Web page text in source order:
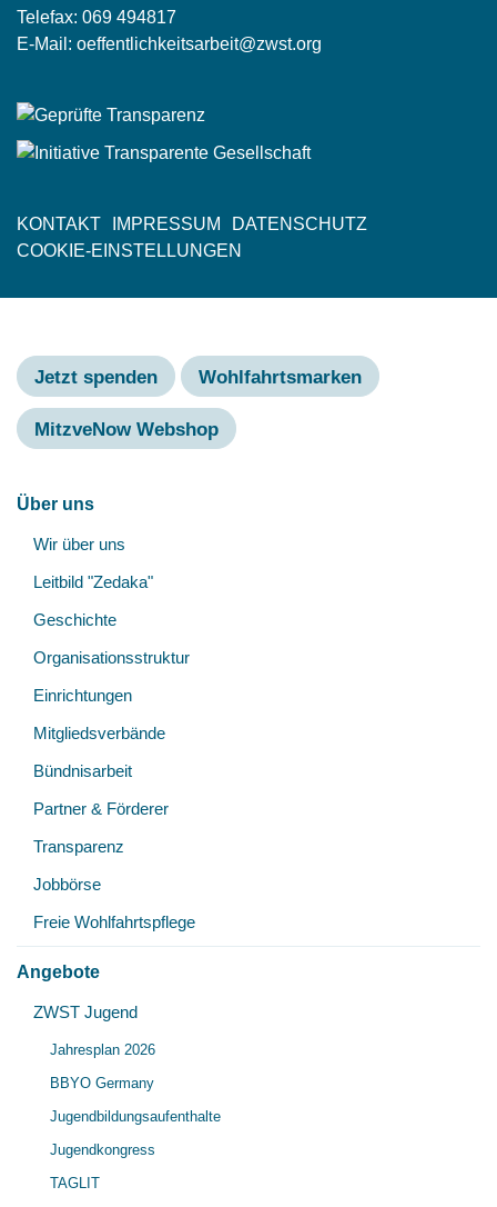
Telefax: 069 494817
E-Mail: oeffentlichkeitsarbeit@zwst.org
Fußzeile
KONTAKT IMPRESSUM
DATENSCHUTZ
COOKIE-EINSTELLUNGEN
Jetzt spenden Wohlfahrtsmarken
MitzveNow Webshop
Hauptnavigation
Über uns
Wir über uns
Leitbild "Zedaka"
Geschichte
Organisationsstruktur
Einrichtungen
Mitgliedsverbände
Bündnisarbeit
Partner & Förderer
Transparenz
Jobbörse
Freie Wohlfahrtspflege
Angebote
ZWST Jugend
Jahresplan 2026
BBYO Germany
Jugendbildungsaufenthalte
Jugendkongress
TAGLIT